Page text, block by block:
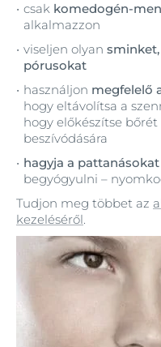
csak komedogén-
alkalmazzon
viseljen olyan
pórusokat
használjon megfelelő
hogy eltávolítsa a
hogy előkészítse
beszívódására
hagyja a pattanásokat
begyógyulni –
Tudjon meg többet az
kezeléséről.